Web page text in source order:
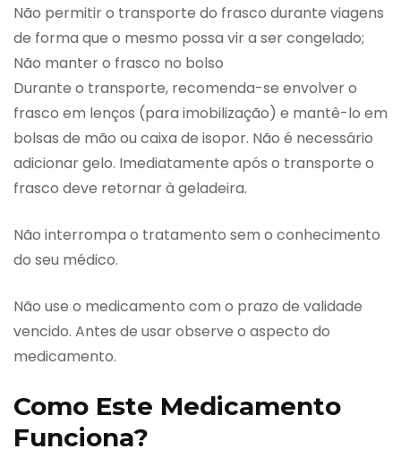
Não permitir o transporte do frasco durante viagens
de forma que o mesmo possa vir a ser congelado;
Não manter o frasco no bolso
Durante o transporte, recomenda-se envolver o
frasco em lenços (para imobilização) e mantê-lo em
bolsas de mão ou caixa de isopor. Não é necessário
adicionar gelo. Imediatamente após o transporte o
frasco deve retornar à geladeira.
Não interrompa o tratamento sem o conhecimento
do seu médico.
Não use o medicamento com o prazo de validade
vencido. Antes de usar observe o aspecto do
medicamento.
Como Este Medicamento
Funciona?